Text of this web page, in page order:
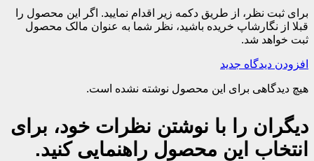
برای ثبت نظر، از طریق دکمه زیر اقدام نمایید. اگر این محصول را
قبلا از نگارشاپ خریده باشید، نظر شما به عنوان مالک محصول
ثبت خواهد شد.
افزودن دیدگاه جدید
هیچ دیدگاهی برای این محصول نوشته نشده است.
دیگران را با نوشتن نظرات خود، برای
انتخاب این محصول راهنمایی کنید.